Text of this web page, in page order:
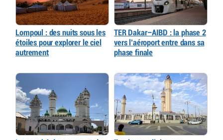
Lompoul : des nuits sous les
étoiles pour explorer le ciel
autrement
TER Dakar–AIBD : la phase 2
vers l’aéroport entre dans sa
phase finale